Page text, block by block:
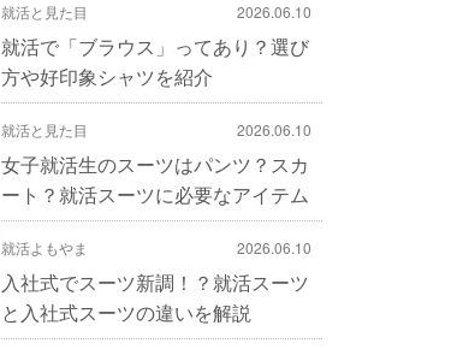
就活と見た目 2026.06.10
就活で「ブラウス」ってあり？選び
方や好印象シャツを紹介
就活と見た目 2026.06.10
女子就活生のスーツはパンツ？スカ
ート？就活スーツに必要なアイテム
就活よもやま 2026.06.10
入社式でスーツ新調！？就活スーツ
と入社式スーツの違いを解説